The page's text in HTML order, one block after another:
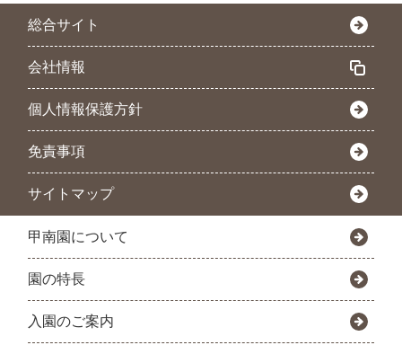
総合サイト
会社情報
個人情報保護方針
免責事項
サイトマップ
甲南園について
園の特長
入園のご案内